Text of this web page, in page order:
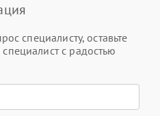
специалисту, оставьте
с радостью